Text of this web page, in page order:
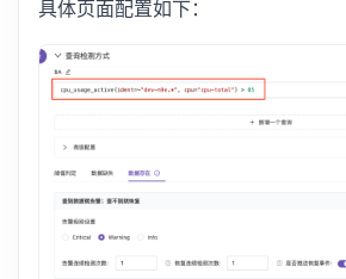
具体页面配置如下：